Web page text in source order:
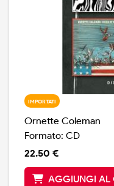
IMPORTATI
Ornette Coleman
Formato: CD
22.50 €
AGGIUNGI AL